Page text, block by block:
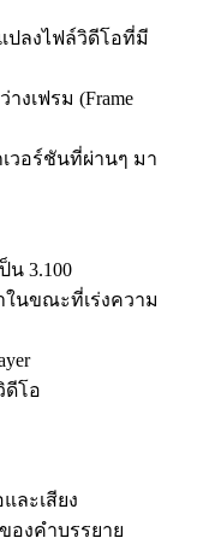
ปลงไฟล์วิดีโอที่มี
งเฟรม (Frame
วอร์ชันที่ผ่านๆ มา
น 3.100
นขณะที่เร่งความ
ดีโอ
ละเสียง
องคำบรรยาย